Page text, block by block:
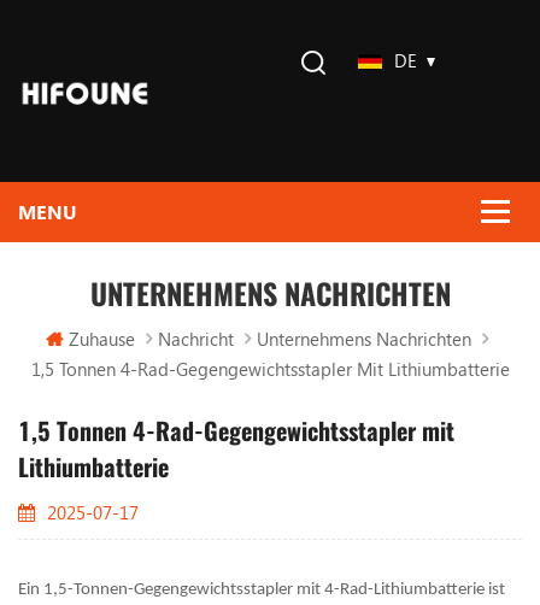
DE
UNTERNEHMENS NACHRICHTEN
Zuhause Nachricht
Unternehmens Nachrichten
1,5 Tonnen 4-Rad-Gegengewichtsstapler Mit Lithiumbatterie
1,5 Tonnen 4-Rad-Gegengewichtsstapler mit
Lithiumbatterie
2025-07-17
Ein 1,5-Tonnen-Gegengewichtsstapler mit 4-Rad-Lithiumbatterie ist